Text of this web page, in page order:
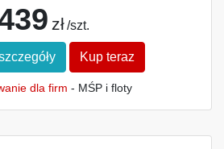
zł /szt.
Kup teraz
dla firm - MŚP i floty